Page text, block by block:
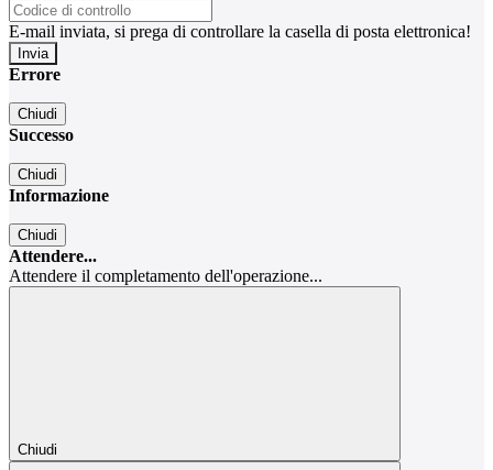
E-mail inviata, si prega di controllare la casella di posta elettronica!
Errore
Chiudi
Successo
Chiudi
Informazione
Chiudi
Attendere...
Attendere il completamento dell'operazione...
Chiudi